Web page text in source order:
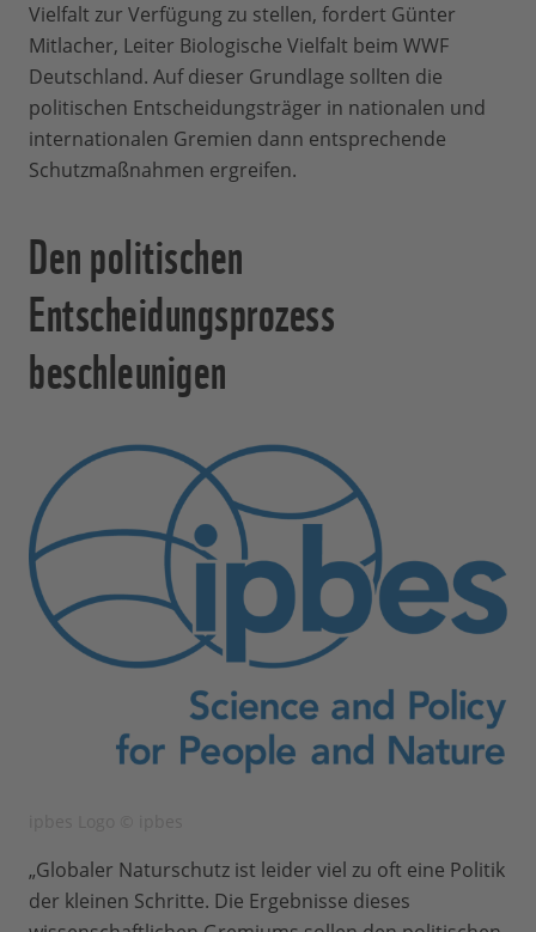
Vielfalt zur Verfügung zu stellen, fordert Günter
Mitlacher, Leiter Biologische Vielfalt beim WWF
Deutschland. Auf dieser Grundlage sollten die
politischen Entscheidungsträger in nationalen und
internationalen Gremien dann entsprechende
Schutzmaßnahmen ergreifen.
Den politischen
Entscheidungsprozess
beschleunigen
„Globaler Naturschutz ist leider viel zu oft eine Politik
der kleinen Schritte. Die Ergebnisse dieses